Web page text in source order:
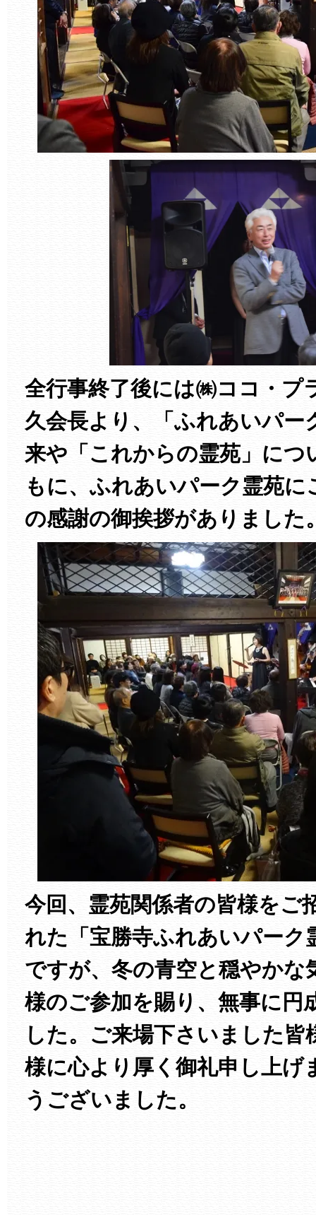
全行事終了後には㈱ココ・プ
久会長より、「ふれあいパー
来や「これからの霊苑」につ
もに、ふれあいパーク霊苑に
の感謝の御挨拶がありました
今回、霊苑関係者の皆様をご
れた「宝勝寺ふれあいパーク
ですが、冬の青空と穏やかな
様のご参加を賜り、無事に円
した。ご来場下さいました皆
様に心より厚く御礼申し上げ
うございました。